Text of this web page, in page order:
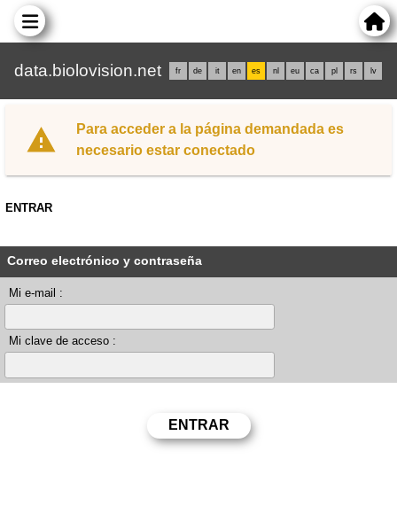
data.biolovision.net fr de it en es nl eu ca pl rs lv
Para acceder a la página demandada es
necesario estar conectado
ENTRAR
Correo electrónico y contraseña
Mi e-mail :
Mi clave de acceso :